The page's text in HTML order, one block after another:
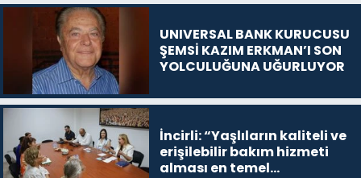
UNIVERSAL BANK KURUCUSU
ŞEMSİ KAZIM ERKMAN’I SON
YOLCULUĞUNA UĞURLUYOR
İncirli: “Yaşlıların kaliteli ve
erişilebilir bakım hizmeti
alması en temel